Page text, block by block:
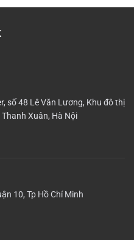
số 48 Lê Văn Lương, Khu đô thị
Xuân, Hà Nội
10, Tp Hồ Chí Minh